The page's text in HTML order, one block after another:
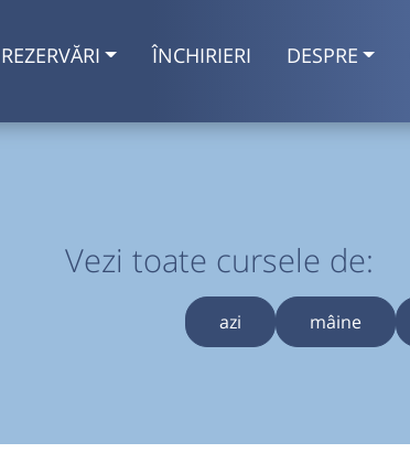
REZERVĂRI ÎNCHIRIERI DESPRE
Vezi toate cursele de:
azi mâine